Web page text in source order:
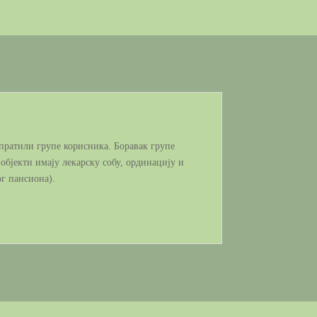
групе корисника. Боравак групе
имају лекарску собу, ординацију и
пансиона).